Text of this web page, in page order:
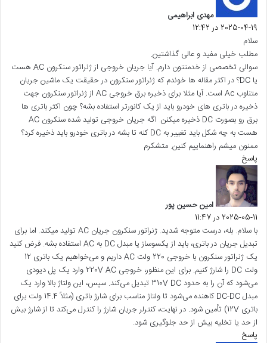
مهدی ابراهیمی
2025-04-19 در 12:42
سلام
مطلب خیلی مفید و عالی گذاشتین.
سوالی تخصصی از خدمتتون دارم. آیا جریان خروجی از ژنراتور سنکرون AC هست
یا DC؟ در اکثر مقاله ها خوندم که ژنراتور سنکرون در حقیقت یک ماشین جریان
متناوب Ac است. آیا مثلا برای ذخیره برق خروجی AC از ژنراتور سنکرون جهت
ذخیره در باتری های خودرو باید از یک کانورتر استفاده بشه؟ چون اکثر باتری ها
برق رو بصورت DC ذخیره میکنن. اگه جریان خروجی تولید شده سنکرون AC
هست به چه شکل باید تغییر به DC کنه تا بشه در باتری خودرو باید ذخیره کرد؟
ممنون میشم راهنماییم کنین. متشکرم
پاسخ
امین حسین پور:
2025-05-11 در 11:47
با سلام. بله، درست متوجه شدید. ژنراتور سنکرون جریان AC تولید میکند. اما برای
تبدیل جریان در باتری، باید از یکسوساز یا مبدل DC به AC استفاده بشه. فرض کنید
یک ژنراتور سنکرون با خروجی 220 ولت AC داریم و می‌خواهیم یک باتری 12
ولت DC را شارژ کنیم. برای این منظور، خروجی 220V AC وارد یک پل دیودی
می‌شود که آن را به حدود 310V DC تبدیل می‌کند. سپس، این ولتاژ بالا وارد یک
مبدل DC-DC کاهنده می‌شود تا ولتاژ مناسب برای شارژ باتری (مثلاً 14.4 ولت برای
باتری 12V) تأمین شود. در نهایت، کنترلر جریان شارژ را کنترل می‌کند تا از شارژ بیش
از حد یا تخلیه بیش از حد جلوگیری شود.
پاسخ